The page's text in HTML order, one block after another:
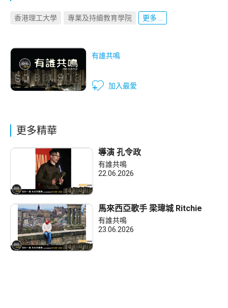
香港理工大學 專業及持續教育學院 更多 ...
有誰共鳴
加入最愛
更多精華
導演 孔令政
有誰共鳴
22.06.2026
馬來西亞歌手 梁瑋城 Ritchie
有誰共鳴
23.06.2026